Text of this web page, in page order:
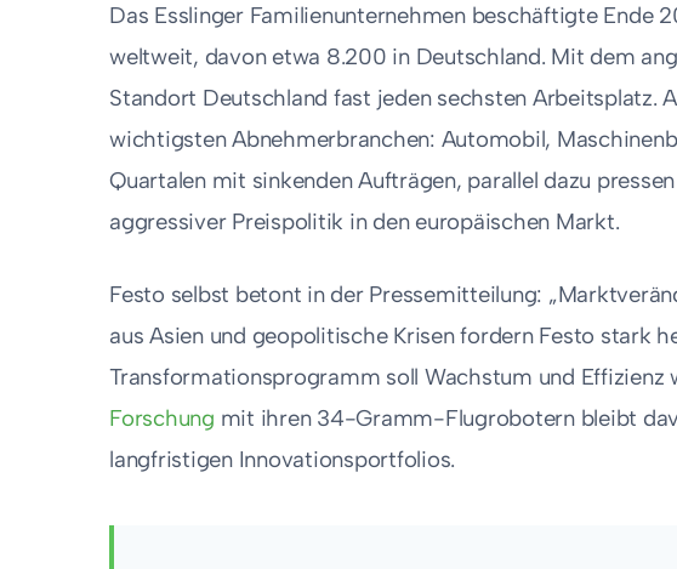
Das Esslinger Familienunternehmen beschäftigte Ende
weltweit, davon etwa 8.200 in Deutschland. Mit dem
Standort Deutschland fast jeden sechsten Arbeitsplatz.
wichtigsten Abnehmerbranchen: Automobil,
Quartalen mit sinkenden Aufträgen, parallel dazu
aggressiver Preispolitik in den europäischen Markt.
Festo selbst betont in der Pressemitteilung:
aus Asien und geopolitische Krisen fordern Festo stark
Transformationsprogramm soll Wachstum und Effizienz
Forschung mit ihren 34-Gramm-Flugrobotern bleibt
langfristigen Innovationsportfolios.